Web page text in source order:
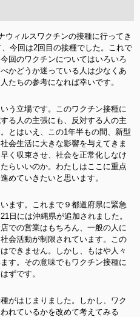
ウィルスワクチンの接種に行ってき
今回は2回目の接種でした。これで
回のワクチンについてはいろいろ
かどうか迷っている人は少なくあ
たちの参考になれば幸いです。
う立場です。このワクチン接種に
る人の主張にも、反対する人の主
とはいえ、この1年半もの間、新型
会生活に大きな影響を与えてきま
く収束させ、社会を正常化しなけ
らいいのか。わたしはここに重点
めていきたいと思います。
ます。これまで９都道府県に緊急
日には沖縄県が追加されました。
での営業はもちろん、一般の人に
会活動が制限されています。この
できません。しかし、もはや人々
す。その意味でもワクチン接種に
ずです。
がはじまりました。しかし、ワク
れているかを改めて考えてみる